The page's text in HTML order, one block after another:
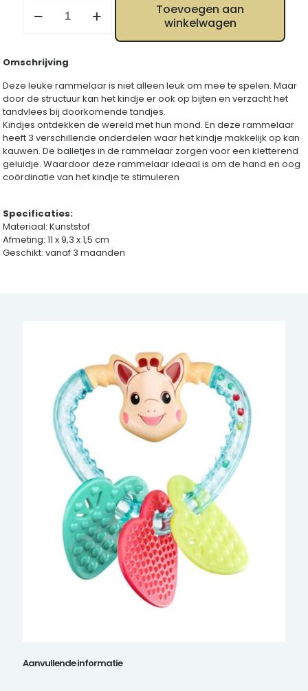
Sophie
hart
aantal
Toevoegen aan
winkelwagen
Omschrijving
Deze leuke rammelaar is niet alleen leuk om mee te spelen. Maar
door de structuur kan het kindje er ook op bijten en verzacht het
tandvlees bij doorkomende tandjes.
Kindjes ontdekken de wereld met hun mond. En deze rammelaar
heeft 3 verschillende onderdelen waar het kindje makkelijk op kan
kauwen. De balletjes in de rammelaar zorgen voor een kletterend
geluidje. Waardoor deze rammelaar ideaal is om de hand en oog
coördinatie van het kindje te stimuleren
Specificaties:
Materiaal: Kunststof
Afmeting: 11 x 9,3 x 1,5 cm
Geschikt: vanaf 3 maanden
Aanvullende informatie